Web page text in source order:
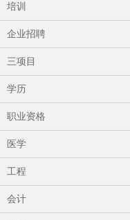
培训
企业招聘
三项目
学历
职业资格
医学
工程
会计